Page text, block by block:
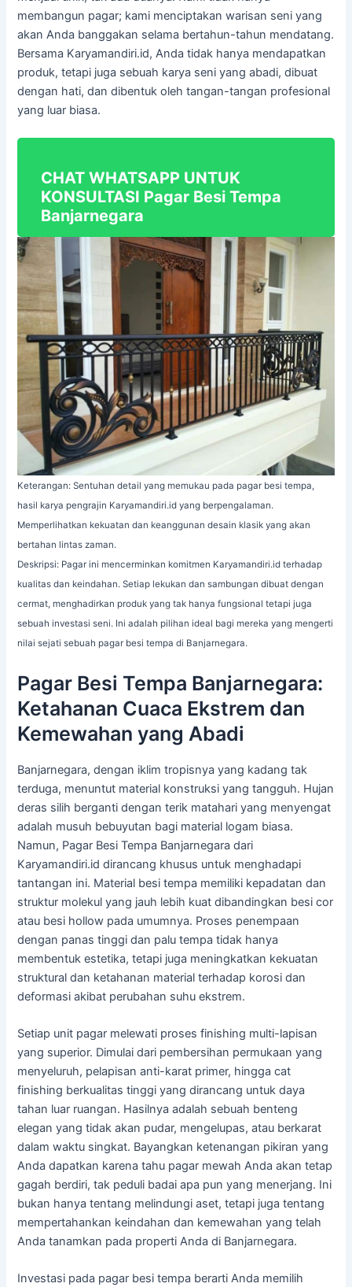
membangun pagar; kami menciptakan warisan seni yang
akan Anda banggakan selama bertahun-tahun mendatang.
Bersama Karyamandiri.id, Anda tidak hanya mendapatkan
produk, tetapi juga sebuah karya seni yang abadi, dibuat
dengan hati, dan dibentuk oleh tangan-tangan profesional
yang luar biasa.
CHAT WHATSAPP UNTUK
KONSULTASI Pagar Besi Tempa
Banjarnegara
Keterangan: Sentuhan detail yang memukau pada pagar besi tempa,
hasil karya pengrajin Karyamandiri.id yang berpengalaman.
Memperlihatkan kekuatan dan keanggunan desain klasik yang akan
bertahan lintas zaman.
Deskripsi: Pagar ini mencerminkan komitmen Karyamandiri.id terhadap
kualitas dan keindahan. Setiap lekukan dan sambungan dibuat dengan
cermat, menghadirkan produk yang tak hanya fungsional tetapi juga
sebuah investasi seni. Ini adalah pilihan ideal bagi mereka yang mengerti
nilai sejati sebuah pagar besi tempa di Banjarnegara.
Pagar Besi Tempa Banjarnegara:
Ketahanan Cuaca Ekstrem dan
Kemewahan yang Abadi
Banjarnegara, dengan iklim tropisnya yang kadang tak
terduga, menuntut material konstruksi yang tangguh. Hujan
deras silih berganti dengan terik matahari yang menyengat
adalah musuh bebuyutan bagi material logam biasa.
Namun, Pagar Besi Tempa Banjarnegara dari
Karyamandiri.id dirancang khusus untuk menghadapi
tantangan ini. Material besi tempa memiliki kepadatan dan
struktur molekul yang jauh lebih kuat dibandingkan besi cor
atau besi hollow pada umumnya. Proses penempaan
dengan panas tinggi dan palu tempa tidak hanya
membentuk estetika, tetapi juga meningkatkan kekuatan
struktural dan ketahanan material terhadap korosi dan
deformasi akibat perubahan suhu ekstrem.
Setiap unit pagar melewati proses finishing multi-lapisan
yang superior. Dimulai dari pembersihan permukaan yang
menyeluruh, pelapisan anti-karat primer, hingga cat
finishing berkualitas tinggi yang dirancang untuk daya
tahan luar ruangan. Hasilnya adalah sebuah benteng
elegan yang tidak akan pudar, mengelupas, atau berkarat
dalam waktu singkat. Bayangkan ketenangan pikiran yang
Anda dapatkan karena tahu pagar mewah Anda akan tetap
gagah berdiri, tak peduli badai apa pun yang menerjang. Ini
bukan hanya tentang melindungi aset, tetapi juga tentang
mempertahankan keindahan dan kemewahan yang telah
Anda tanamkan pada properti Anda di Banjarnegara.
Investasi pada pagar besi tempa berarti Anda memilih